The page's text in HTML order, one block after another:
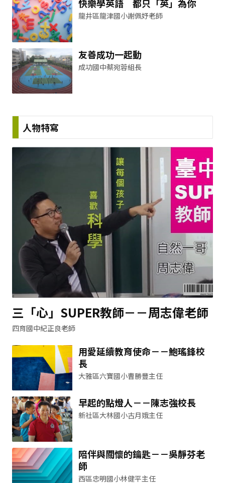
快樂學英語 都只「英」為你
龍井區龍津國小謝佩妤老師
友善成功一起動
成功國中蔡宛蓉組長
人物特寫
三「心」SUPER教師－－周志偉老師
四育國中紀正良老師
用愛延續教育使命－－鮑瑤鋒校
長
大雅區六寶國小曹勝豐主任
早起的點燈人－－陳志強校長
新社區大林國小古月娥主任
陪伴與關懷的鑰匙－－吳靜芬老
師
西區忠明國小林健平主任